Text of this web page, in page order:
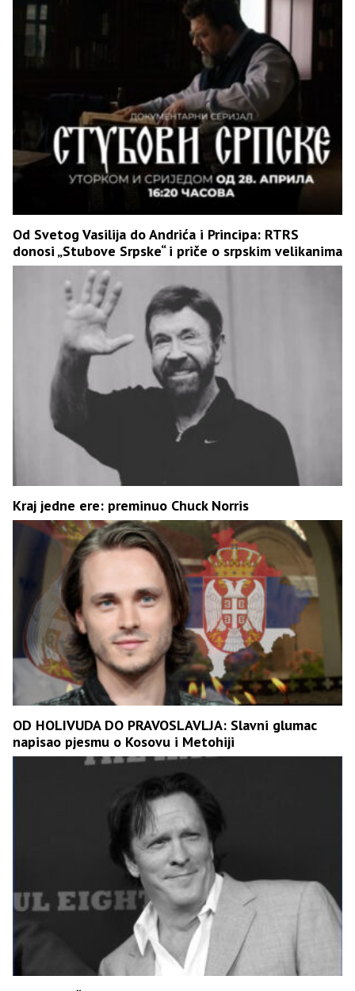
Od Svetog Vasilija do Andrića i Principa: RTRS
donosi „Stubove Srpske“ i priče o srpskim velikanima
Kraj jedne ere: preminuo Chuck Norris
OD HOLIVUDA DO PRAVOSLAVLJA: Slavni glumac
napisao pjesmu o Kosovu i Metohiji